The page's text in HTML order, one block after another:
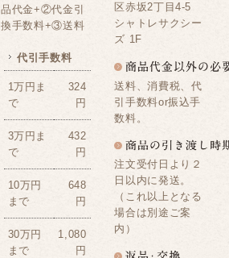
品代金+②代金引
換手数料+③送料
代引手数料
1万円ま
で
324
円
3万円ま
で
432
円
10万円
まで
648
円
30万円
まで
1,080
円
区赤坂2丁目4-5
シャトレサクシー
ズ 1F
送料、消費税、代
引手数料or振込手
数料。
注文受付日より２
日以内に発送。
（これ以上となる
場合は別途ご案
内）